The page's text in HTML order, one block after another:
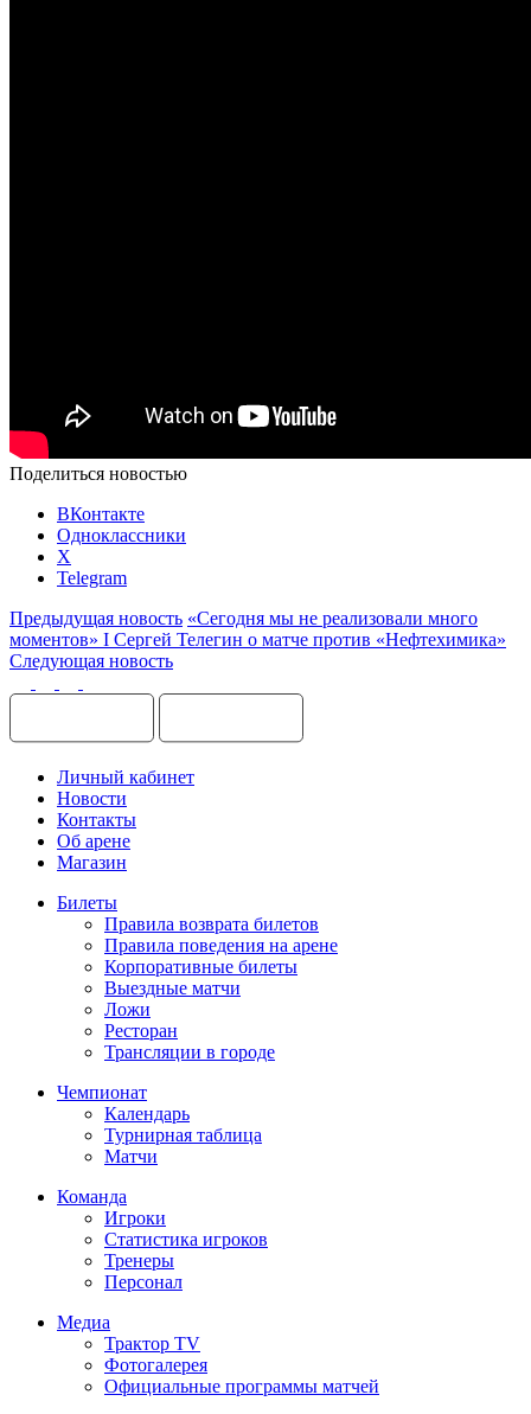
Поделиться новостью
ВКонтакте
Одноклассники
X
Telegram
Предыдущая новость «Сегодня мы не реализовали много
моментов» I Сергей Телегин о матче против «Нефтехимика»
Следующая новость
Личный кабинет
Новости
Контакты
Об арене
Магазин
Билеты
Правила возврата билетов
Правила поведения на арене
Корпоративные билеты
Выездные матчи
Ложи
Ресторан
Трансляции в городе
Чемпионат
Календарь
Турнирная таблица
Матчи
Команда
Игроки
Статистика игроков
Тренеры
Персонал
Медиа
Трактор TV
Фотогалерея
Официальные программы матчей